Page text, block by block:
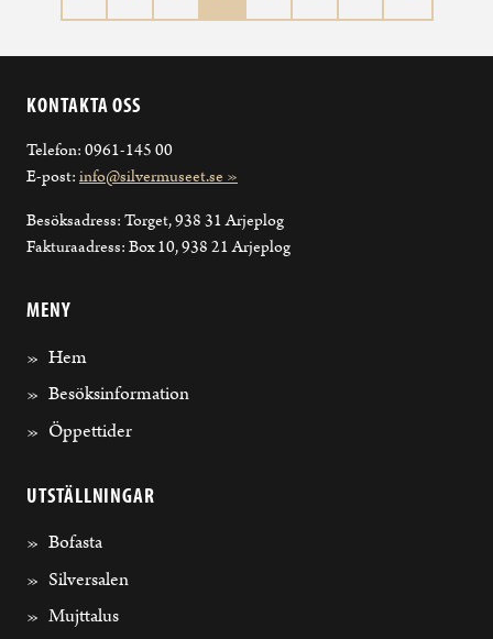
KONTAKTA OSS
Telefon: 0961-145 00
E-post:info@silvermuseet.se »
Besöksadress: Torget, 938 31 Arjeplog
Fakturaadress: Box 10, 938 21 Arjeplog
MENY
Hem
Besöksinformation
Öppettider
UTSTÄLLNINGAR
Bofasta
Silversalen
Mujttalus